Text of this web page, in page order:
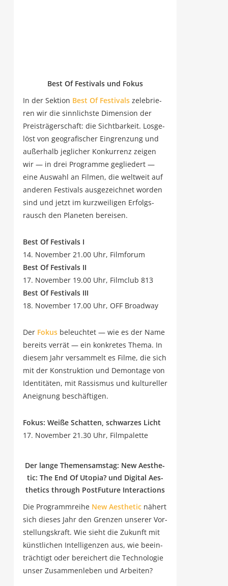
Best Of Fes­ti­vals und Fokus
In der Sek­ti­on Best Of Fes­ti­valszele­brie­
ren wir die sinn­lichs­te Dimen­si­on der
Preis­trä­ger­schaft: die Sicht­bar­keit. Los­ge­
löst von geo­gra­fi­scher Ein­gren­zung und
außer­halb jeg­li­cher Kon­kur­renz zei­gen
wir — in drei Pro­gram­me geglie­dert —
eine Aus­wahl an Fil­men, die welt­weit auf
ande­ren Fes­ti­vals aus­ge­zeich­net wor­den
sind und jetzt im kurz­wei­li­gen Erfolgs­
rausch den Pla­ne­ten bereisen.
Best Of Fes­ti­vals I
14. Novem­ber 21.00 Uhr, Filmforum
Best Of Fes­ti­vals II
17. Novem­ber 19.00 Uhr, Film­club 813
Best Of Fes­ti­vals III
18. Novem­ber 17.00 Uhr, OFF Broadway
Der Fokusbeleuch­tet — wie es der Name
bereits ver­rät — ein kon­kre­tes The­ma. In
die­sem Jahr ver­sam­melt es Fil­me, die sich
mit der Kon­struk­ti­on und Demon­ta­ge von
Iden­ti­tä­ten, mit Ras­sis­mus und kul­tu­rel­ler
Aneig­nung beschäftigen.
Fokus: Wei­ße Schat­ten, schwar­zes Licht
17. Novem­ber 21.30 Uhr, Filmpalette
Der lan­ge The­men­sams­tag: New Aes­the­
tic: The End Of Uto­pia? und Digi­tal Aes­
the­tics through Post­Fu­ture Interactions
Die Pro­gramm­rei­he New Aes­the­ticnähert
sich die­ses Jahr den Gren­zen unse­rer Vor­
stel­lungs­kraft. Wie sieht die Zukunft mit
künst­li­chen Intel­li­gen­zen aus, wie beein­
träch­tigt oder berei­chert die Tech­no­lo­gie
unser Zusam­men­le­ben und Arbeiten?